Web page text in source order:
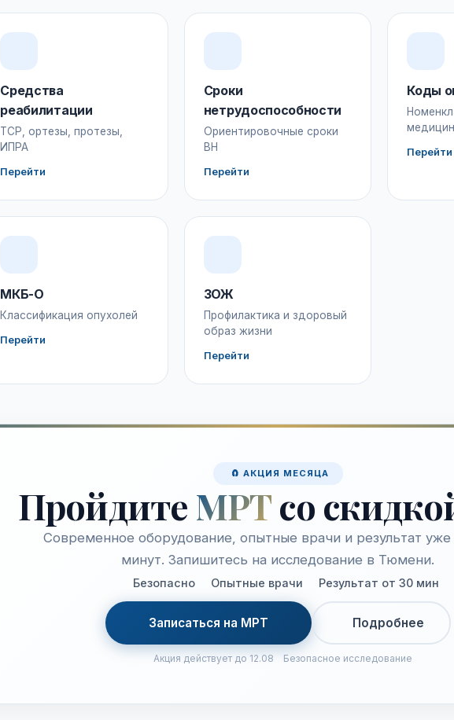
Средства
реабилитации
ТСР, ортезы, протезы,
ИПРА
Перейти
Сроки
нетрудоспособности
Ориентировочные сроки
ВН
Перейти
Коды
Перейти
МКБ-О
Классификация опухолей
Перейти
ЗОЖ
Профилактика и здоровый
образ жизни
Перейти
🧲 АКЦИЯ МЕСЯЦА
Пройдите МРТсо
Современное оборудование, опытные врачи и результат уже
минут. Запишитесь на исследование в Тюмени.
Безопасно Опытные врачи Результат от 30 мин
Записаться на МРТ Подробнее
Акция действует до 12.08 Безопасное исследование